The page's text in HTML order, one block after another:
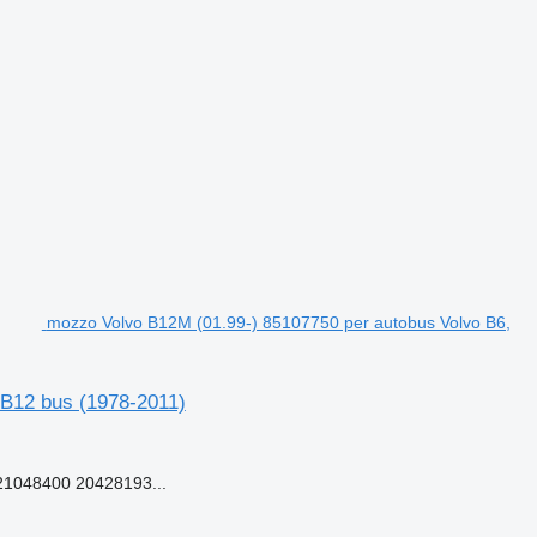
mozzo Volvo B12M (01.99-) 85107750 per autobus Volvo B6,
bus (1978-2011)
20428193...